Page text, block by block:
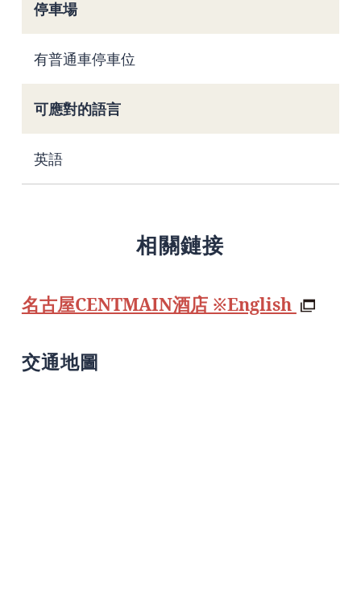
停車場
有普通車停車位
可應對的語言
英語
相關鏈接
名古屋CENTMAIN酒店 ※English
交通地圖